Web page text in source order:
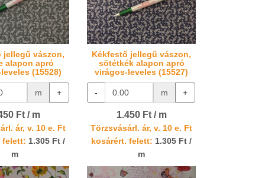
jellegű vászon,
alapon apró
(15528)
m +
Ft / m
ár, v. 10 e. Ft
felett: 1.305 Ft /
m
Kékfestő jellegű vászon,
sötétkék alapon apró
virágos-leveles (15527)
- m +
1.450 Ft / m
Törzsvásárl. ár, v. 10 e. Ft
kosárért. felett: 1.305 Ft /
m